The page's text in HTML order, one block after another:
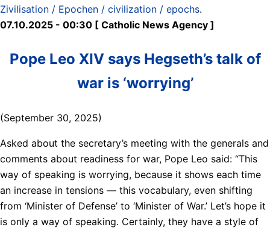
Zivilisation / Epochen / civilization / epochs.
07.10.2025 - 00:30 [ Catholic News Agency ]
Pope Leo XIV says Hegseth’s talk of
war is ‘worrying’
(September 30, 2025)
Asked about the secretary’s meeting with the generals and
comments about readiness for war, Pope Leo said: “This
way of speaking is worrying, because it shows each time
an increase in tensions — this vocabulary, even shifting
from ‘Minister of Defense’ to ‘Minister of War.’ Let’s hope it
is only a way of speaking. Certainly, they have a style of